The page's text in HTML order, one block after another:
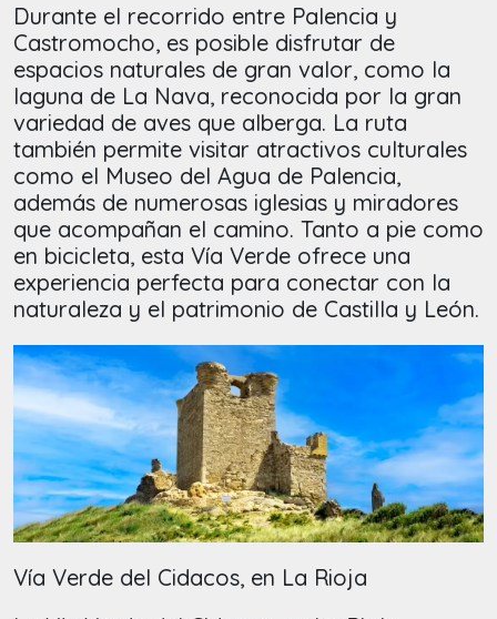
Durante el recorrido entre Palencia y
Castromocho, es posible disfrutar de
espacios naturales de gran valor, como la
laguna de La Nava, reconocida por la gran
variedad de aves que alberga. La ruta
también permite visitar atractivos culturales
como el Museo del Agua de Palencia,
además de numerosas iglesias y miradores
que acompañan el camino. Tanto a pie como
en bicicleta, esta Vía Verde ofrece una
experiencia perfecta para conectar con la
naturaleza y el patrimonio de Castilla y León.
Vía Verde del Cidacos, en La Rioja